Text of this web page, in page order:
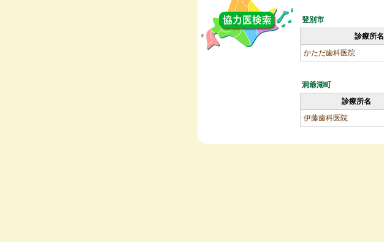
登別市
診療所名
かただ歯科医院
洞爺湖町
診療所名
伊藤歯科医院